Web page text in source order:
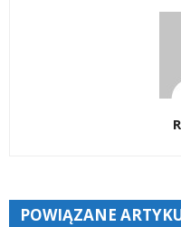
POWIĄZANE